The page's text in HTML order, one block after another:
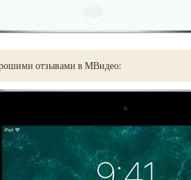
отзывами в МВидео: